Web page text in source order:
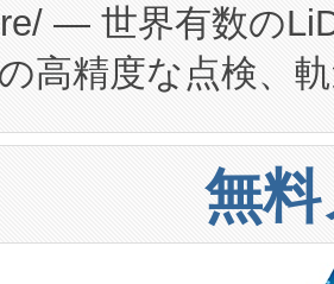
は、施設設計・
移転および知的
ニングカリキュ
商用化段階におけ
よび立ち上げ調整
独自のAI搭載プラ
入、運用に至る
し、確保する事
るデータセンター
大きな負担をかけ
担軽減という課題
— 世界有数の
高精度な点検、
おけるバルク材
ン「Avia 2」を発
、1,000メート
を切り替えるこ
無